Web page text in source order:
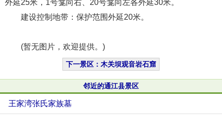
外延25米，1号龛向右、20号龛向左各外延30米。
建设控制地带：保护范围外延20米。
(暂无图片，欢迎提供。)
下一景区：木关坝观音岩石窟
邻近的通江县景区
王家湾张氏家族墓